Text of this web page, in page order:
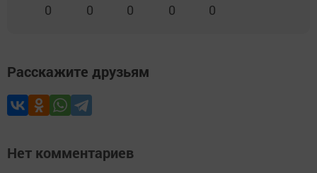
0 0 0 0 0
Расскажите друзьям
Нет комментариев